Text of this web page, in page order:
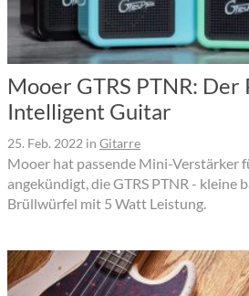
Mooer GTRS PTNR:
Intelligent Guitar
25. Feb. 2022 in Gitarre
Mooer hat passende Mini-Verstärker
angekündigt, die GTRS PTNR - kleine
Brüllwürfel mit 5 Watt Leistung.